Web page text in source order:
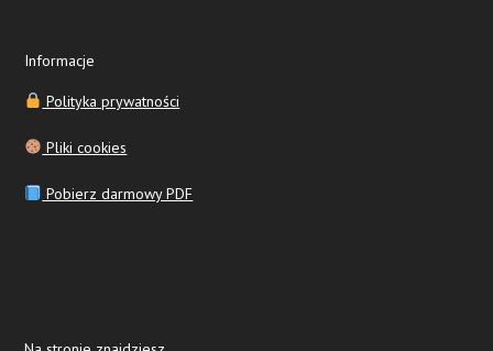
Informacje
Polityka prywatności
Pliki cookies
Pobierz darmowy PDF